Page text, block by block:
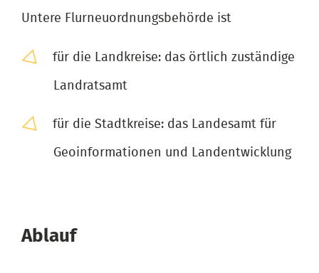
Untere Flurneuordnungsbehörde ist
für die Landkreise: das örtlich zuständige
Landratsamt
für die Stadtkreise: das Landesamt für
Geoinformationen und Landentwicklung
Ablauf